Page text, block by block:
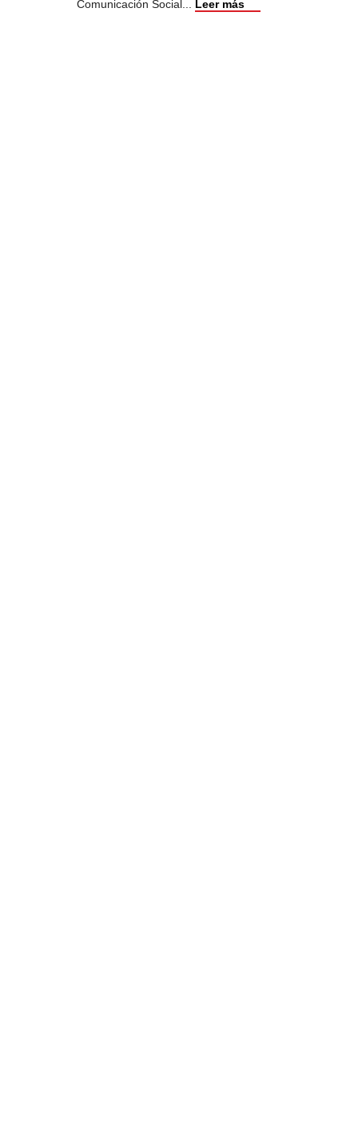
Comunicación Social Leer más